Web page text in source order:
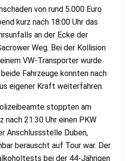
von rund 5.000 Euro
kurz nach 18:00 Uhr das
an der Ecke der
Weg. Bei der Kollision
VW-Transporter wurde
Fahrzeuge konnten nach
eigener Kraft weiterfahren.
stoppten am
nach 21:30 Uhr einen PKW
Anschlussstelle Duben,
berauscht auf Tour war. Der
bei der 44-Jährigen